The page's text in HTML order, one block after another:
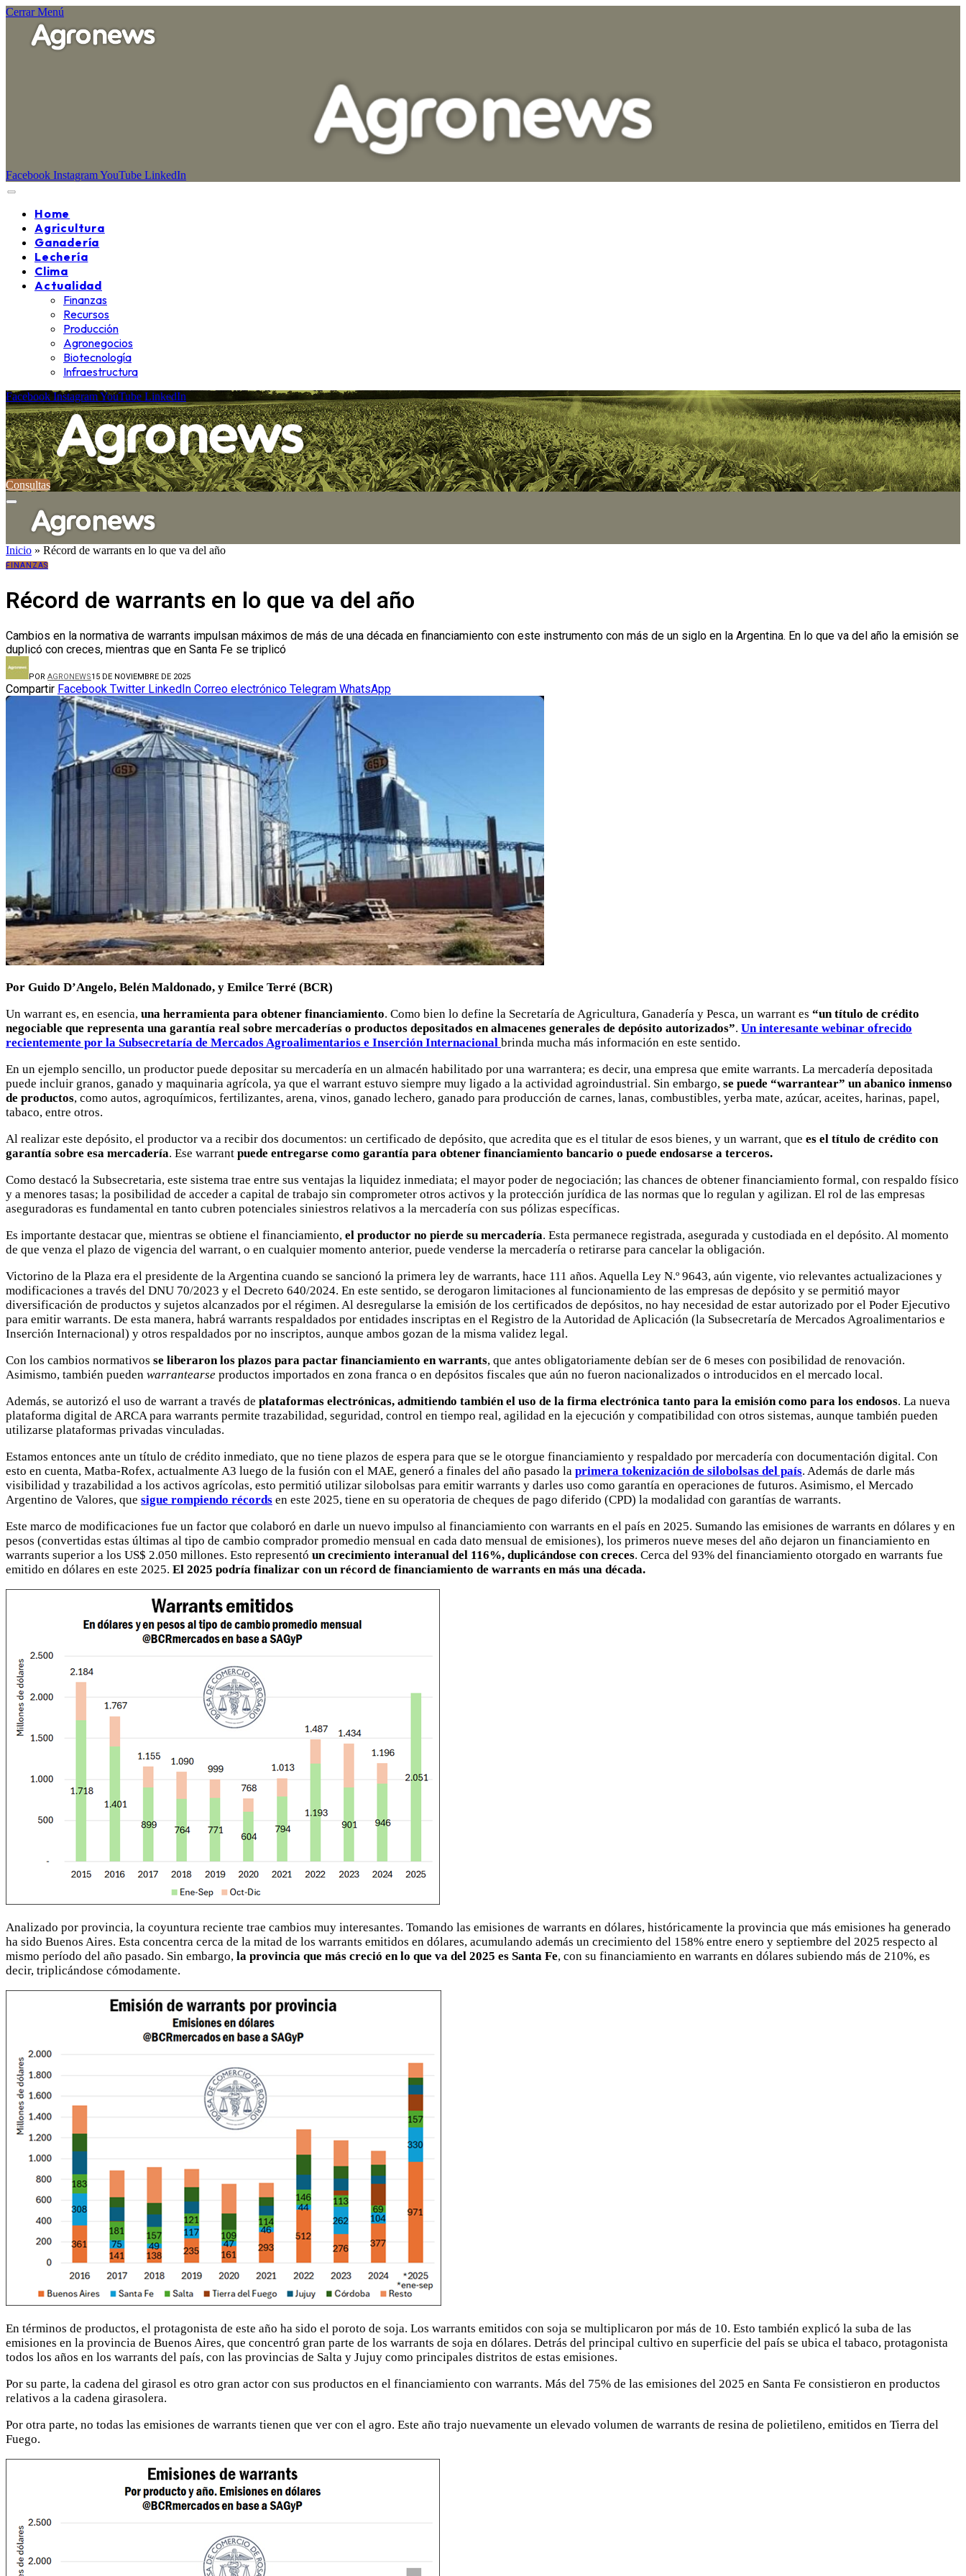
Cerrar Menú
Facebook InstagramYouTube LinkedIn
Home
Agricultura
Ganadería
Lechería
Clima
Actualidad
Finanzas
Recursos
Producción
Agronegocios
Biotecnología
Infraestructura
Facebook InstagramYouTube LinkedIn
Consultas
Inicio » Récord de warrants en lo que va del año
FINANZAS
Récord de warrants en lo que va del año
Cambios en la normativa de warrants impulsan máximos de más de una década en financiamiento con este instrumento con más de un siglo en la Argentina. En lo que va del año la emisión se
duplicó con creces, mientras que en Santa Fe se triplicó
POR AGRONEWS15 DE NOVIEMBRE DE 2025
Compartir Facebook Twitter LinkedIn Correo electrónico Telegram WhatsApp
Por Guido D’Angelo, Belén Maldonado, y Emilce Terré (BCR)
Un warrant es, en esencia, una herramienta para obtener financiamiento. Como bien lo define la Secretaría de Agricultura, Ganadería y Pesca, un warrant es “un título de crédito
negociable que representa una garantía real sobre mercaderías o productos depositados en almacenes generales de depósito autorizados”. Un interesante webinar ofrecido
recientemente por la Subsecretaría de Mercados Agroalimentarios e Inserción Internacional brinda mucha más información en este sentido.
En un ejemplo sencillo, un productor puede depositar su mercadería en un almacén habilitado por una warrantera; es decir, una empresa que emite warrants. La mercadería depositada
puede incluir granos, ganado y maquinaria agrícola, ya que el warrant estuvo siempre muy ligado a la actividad agroindustrial. Sin embargo, se puede “warrantear” un abanico inmenso
de productos, como autos, agroquímicos, fertilizantes, arena, vinos, ganado lechero, ganado para producción de carnes, lanas, combustibles, yerba mate, azúcar, aceites, harinas, papel,
tabaco, entre otros.
Al realizar este depósito, el productor va a recibir dos documentos: un certificado de depósito, que acredita que es el titular de esos bienes, y un warrant, que es el título de crédito con
garantía sobre esa mercadería. Ese warrant puede entregarse como garantía para obtener financiamiento bancario o puede endosarse a terceros.
Como destacó la Subsecretaria, este sistema trae entre sus ventajas la liquidez inmediata; el mayor poder de negociación; las chances de obtener financiamiento formal, con respaldo físico
y a menores tasas; la posibilidad de acceder a capital de trabajo sin comprometer otros activos y la protección jurídica de las normas que lo regulan y agilizan. El rol de las empresas
aseguradoras es fundamental en tanto cubren potenciales siniestros relativos a la mercadería con sus pólizas específicas.
Es importante destacar que, mientras se obtiene el financiamiento, el productor no pierde su mercadería. Esta permanece registrada, asegurada y custodiada en el depósito. Al momento
de que venza el plazo de vigencia del warrant, o en cualquier momento anterior, puede venderse la mercadería o retirarse para cancelar la obligación.
Victorino de la Plaza era el presidente de la Argentina cuando se sancionó la primera ley de warrants, hace 111 años. Aquella Ley N.º 9643, aún vigente, vio relevantes actualizaciones y
modificaciones a través del DNU 70/2023 y el Decreto 640/2024. En este sentido, se derogaron limitaciones al funcionamiento de las empresas de depósito y se permitió mayor
diversificación de productos y sujetos alcanzados por el régimen. Al desregularse la emisión de los certificados de depósitos, no hay necesidad de estar autorizado por el Poder Ejecutivo
para emitir warrants. De esta manera, habrá warrants respaldados por entidades inscriptas en el Registro de la Autoridad de Aplicación (la Subsecretaría de Mercados Agroalimentarios e
Inserción Internacional) y otros respaldados por no inscriptos, aunque ambos gozan de la misma validez legal.
Con los cambios normativos se liberaron los plazos para pactar financiamiento en warrants, que antes obligatoriamente debían ser de 6 meses con posibilidad de renovación.
Asimismo, también pueden warrantearse productos importados en zona franca o en depósitos fiscales que aún no fueron nacionalizados o introducidos en el mercado local.
Además, se autorizó el uso de warrant a través de plataformas electrónicas, admitiendo también el uso de la firma electrónica tanto para la emisión como para los endosos. La nueva
plataforma digital de ARCA para warrants permite trazabilidad, seguridad, control en tiempo real, agilidad en la ejecución y compatibilidad con otros sistemas, aunque también pueden
utilizarse plataformas privadas vinculadas.
Estamos entonces ante un título de crédito inmediato, que no tiene plazos de espera para que se le otorgue financiamiento y respaldado por mercadería con documentación digital. Con
esto en cuenta, Matba-Rofex, actualmente A3 luego de la fusión con el MAE, generó a finales del año pasado la primera tokenización de silobolsas del país. Además de darle más
visibilidad y trazabilidad a los activos agrícolas, esto permitió utilizar silobolsas para emitir warrants y darles uso como garantía en operaciones de futuros. Asimismo, el Mercado
Argentino de Valores, que sigue rompiendo récords en este 2025, tiene en su operatoria de cheques de pago diferido (CPD) la modalidad con garantías de warrants.
Este marco de modificaciones fue un factor que colaboró en darle un nuevo impulso al financiamiento con warrants en el país en 2025. Sumando las emisiones de warrants en dólares y en
pesos (convertidas estas últimas al tipo de cambio comprador promedio mensual en cada dato mensual de emisiones), los primeros nueve meses del año dejaron un financiamiento en
warrants superior a los US$ 2.050 millones. Esto representó un crecimiento interanual del 116%, duplicándose con creces. Cerca del 93% del financiamiento otorgado en warrants fue
emitido en dólares en este 2025. El 2025 podría finalizar con un récord de financiamiento de warrants en más una década.
Analizado por provincia, la coyuntura reciente trae cambios muy interesantes. Tomando las emisiones de warrants en dólares, históricamente la provincia que más emisiones ha generado
ha sido Buenos Aires. Esta concentra cerca de la mitad de los warrants emitidos en dólares, acumulando además un crecimiento del 158% entre enero y septiembre del 2025 respecto al
mismo período del año pasado. Sin embargo, la provincia que más creció en lo que va del 2025 es Santa Fe, con su financiamiento en warrants en dólares subiendo más de 210%, es
decir, triplicándose cómodamente.
En términos de productos, el protagonista de este año ha sido el poroto de soja. Los warrants emitidos con soja se multiplicaron por más de 10. Esto también explicó la suba de las
emisiones en la provincia de Buenos Aires, que concentró gran parte de los warrants de soja en dólares. Detrás del principal cultivo en superficie del país se ubica el tabaco, protagonista
todos los años en los warrants del país, con las provincias de Salta y Jujuy como principales distritos de estas emisiones.
Por su parte, la cadena del girasol es otro gran actor con sus productos en el financiamiento con warrants. Más del 75% de las emisiones del 2025 en Santa Fe consistieron en productos
relativos a la cadena girasolera.
Por otra parte, no todas las emisiones de warrants tienen que ver con el agro. Este año trajo nuevamente un elevado volumen de warrants de resina de polietileno, emitidos en Tierra del
Fuego.